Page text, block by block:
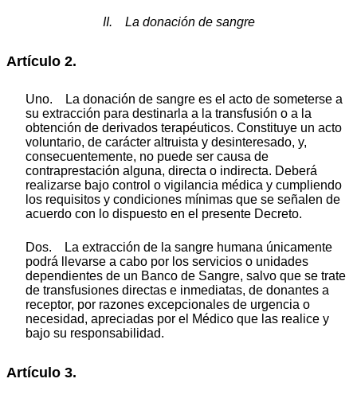
II. La donación de sangre
Artículo 2.
Uno. La donación de sangre es el acto de someterse a
su extracción para destinarla a la transfusión o a la
obtención de derivados terapéuticos. Constituye un acto
voluntario, de carácter altruista y desinteresado, y,
consecuentemente, no puede ser causa de
contraprestación alguna, directa o indirecta. Deberá
realizarse bajo control o vigilancia médica y cumpliendo
los requisitos y condiciones mínimas que se señalen de
acuerdo con lo dispuesto en el presente Decreto.
Dos. La extracción de la sangre humana únicamente
podrá llevarse a cabo por los servicios o unidades
dependientes de un Banco de Sangre, salvo que se trate
de transfusiones directas e inmediatas, de donantes a
receptor, por razones excepcionales de urgencia o
necesidad, apreciadas por el Médico que las realice y
bajo su responsabilidad.
Artículo 3.